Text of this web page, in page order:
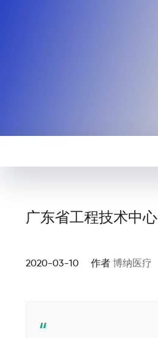
广东省工程技术中心
2020-03-10 作者 博纳医疗